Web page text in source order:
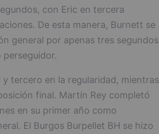
con Eric en tercera
De esta manera, Burnett se
general por apenas tres segundos
tercero en la regularidad, mientras
final. Martín Rey completó
en su primer año como
El Burgos Burpellet BH se hizo